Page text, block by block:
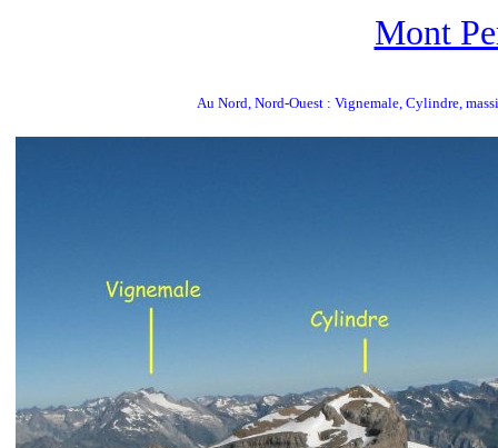
Mont
Au Nord, Nord-Ouest : Vignemale, Cylindre,